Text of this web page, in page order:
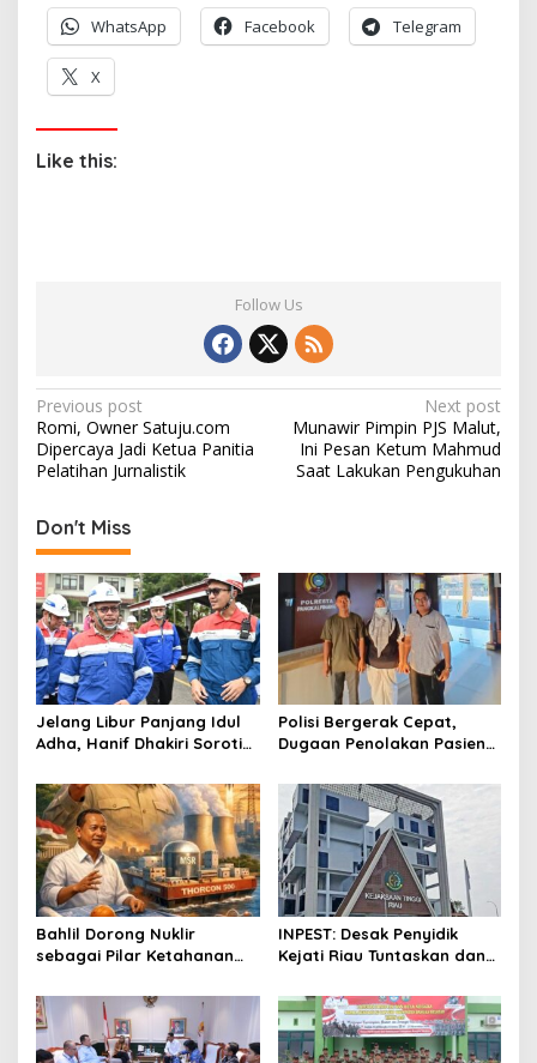
WhatsApp Facebook Telegram
X
Like this:
Follow Us
P
o
s
t
n
a
v
i
g
a
t
i
o
n
Previous post
Romi, Owner Satuju.com
Dipercaya Jadi Ketua Panitia
Pelatihan Jurnalistik
Next post
Munawir Pimpin PJS Malut,
Ini Pesan Ketum Mahmud
Saat Lakukan Pengukuhan
Don't Miss
Jelang Libur Panjang Idul
Adha, Hanif Dhakiri Soroti
BBM Bersubsidi
Polisi Bergerak Cepat,
Dugaan Penolakan Pasien
Diusut Serius
Bahlil Dorong Nuklir
sebagai Pilar Ketahanan
INPEST: Desak Penyidik
Kejati Riau Tuntaskan dan
SPRH Rohil